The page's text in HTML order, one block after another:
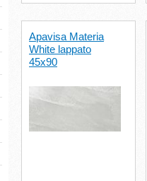
Apavisa Materia
White lappato
45x90